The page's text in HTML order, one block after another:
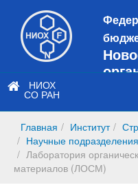
сайт
НИОХ
СО РАН
Главная Институт
Научные подразделения
Лаборатория
материалов (ЛОСМ)